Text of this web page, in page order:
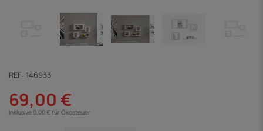
REF: 146933
69,00 €
Inklusive 0,00 € für Ökosteuer